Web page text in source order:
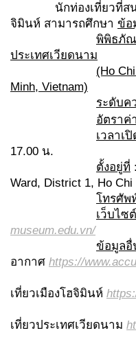
นักท่องเที่ยวที่ส
จิมินห์ สามารถศึกษา ข้อ
พิพิธภัณ
ประเทศเวียดนาม
(Ho
Minh, Vietnam)
ระดับค
อัตราค่
เวลาเ
17.00 น.
ตั้งอยู่ที่
Ward, District 1, Ho Chi
โทรศัพ
เว็บไซต์
museum.edu.vn/
ข้อมูลอื่
อากาศ https://
ศูนย์บริก
เที่ยวเมืองโฮจิมินห์
ศูนย์บริก
เที่ยวประเทศเวียดนาม